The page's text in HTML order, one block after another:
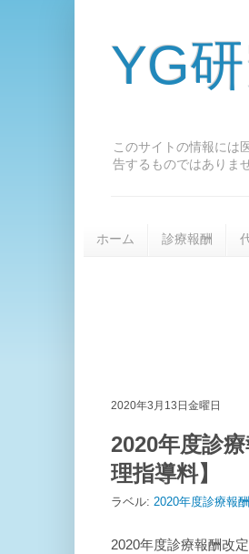
YG
このサイトの情報には
告するものではありま
ホーム 診療報酬
2020年3月13日金曜日
2020年度診
理指導料】
ラベル: 2020年度診療報
2020年度診療報酬改